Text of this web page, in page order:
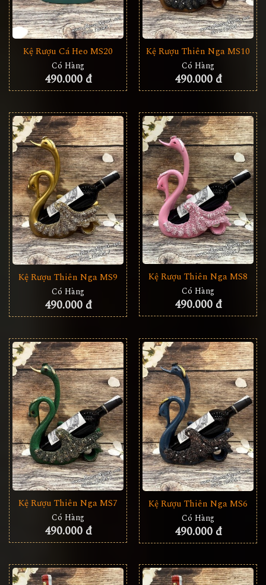
Kệ Rượu Cá Heo MS20
Có Hàng
490.000 đ
Kệ Rượu Thiên Nga MS10
Có Hàng
490.000 đ
Kệ Rượu Thiên Nga MS9
Có Hàng
490.000 đ
Kệ Rượu Thiên Nga MS8
Có Hàng
490.000 đ
Kệ Rượu Thiên Nga MS7
Có Hàng
490.000 đ
Kệ Rượu Thiên Nga MS6
Có Hàng
490.000 đ